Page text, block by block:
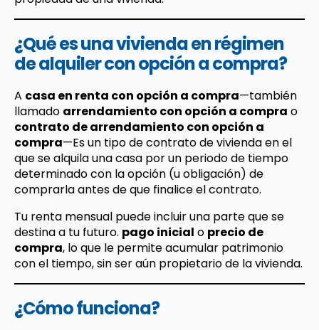
¿Qué es una vivienda en régimen
de alquiler con opción a compra?
A casa en renta con opción a compra—también
llamado arrendamiento con opción a compra o
contrato de arrendamiento con opción a
compra—Es un tipo de contrato de vivienda en el
que se alquila una casa por un periodo de tiempo
determinado con la opción (u obligación) de
comprarla antes de que finalice el contrato.
Tu renta mensual puede incluir una parte que se
destina a tu futuro. pago inicial o precio de
compra, lo que le permite acumular patrimonio
con el tiempo, sin ser aún propietario de la vivienda.
¿Cómo funciona?